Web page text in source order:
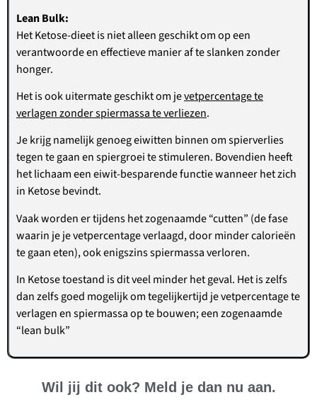
Lean Bulk:
Het Ketose-dieet is niet alleen geschikt om op een
verantwoorde en effectieve manier af te slanken zonder
honger.
Het is ook uitermate geschikt om jevetpercentage te
verlagen zonder spiermassa te verliezen.
Je krijg namelijk genoeg eiwitten binnen om spierverlies
tegen te gaan en spiergroei te stimuleren. Bovendien heeft
het lichaam een eiwit-besparende functie wanneer het zich
in Ketose bevindt.
Vaak worden er tijdens het zogenaamde “cutten” (de fase
waarin je je vetpercentage verlaagd, door minder calorieën
te gaan eten), ook enigszins spiermassa verloren.
In Ketose toestand is dit veel minder het geval. Het is zelfs
dan zelfs goed mogelijk om tegelijkertijd je vetpercentage te
verlagen en spiermassa op te bouwen; een zogenaamde
“lean bulk”
Wil jij dit ook? Meld je dan nu aan.